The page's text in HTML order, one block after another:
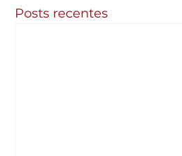
Posts recentes